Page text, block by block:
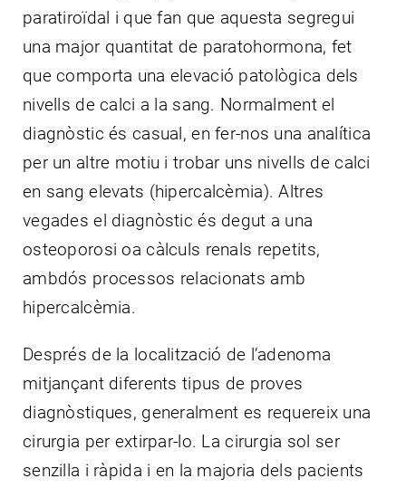
paratiroïdal i que fan que aquesta segregui
una major quantitat de paratohormona, fet
que comporta una elevació patològica dels
nivells de calci a la sang. Normalment el
diagnòstic és casual, en fer-nos una analítica
per un altre motiu i trobar uns nivells de calci
en sang elevats (hipercalcèmia). Altres
vegades el diagnòstic és degut a una
osteoporosi oa càlculs renals repetits,
ambdós processos relacionats amb
hipercalcèmia.
Després de la localització de l’adenoma
mitjançant diferents tipus de proves
diagnòstiques, generalment es requereix una
cirurgia per extirpar-lo. La cirurgia sol ser
senzilla i ràpida i en la majoria dels pacients